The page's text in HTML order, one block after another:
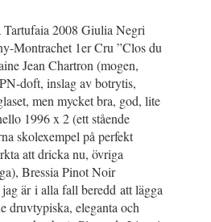
Tartufaia 2008 Giulia Negri
Montrachet 1er Cru ”Clos du
Jean Chartron (mogen,
doft, inslag av botrytis,
men mycket bra, god, lite
1996 x 2 (ett stående
skolexempel på perfekt
att dricka nu, övriga
Bressia Pinot Noir
är i alla fall beredd att lägga
druvtypiska, eleganta och